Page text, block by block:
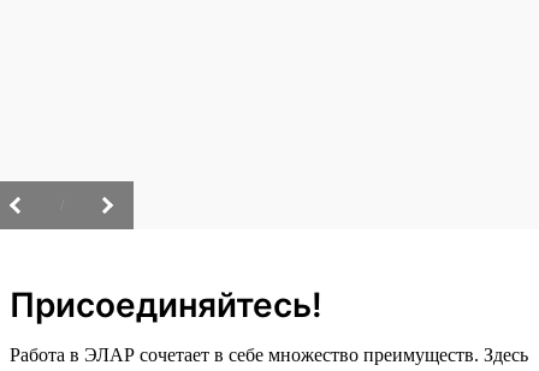
Присоединяйтесь!
Работа в ЭЛАР сочетает в себе множество преимуществ. Здесь